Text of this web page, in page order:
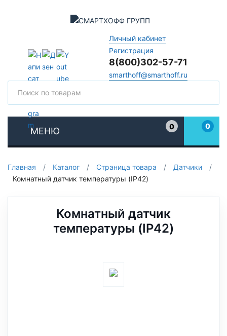
Личный кабинет
Регистрация
8(800)302-57-71
smarthoff@smarthoff.ru
МЕНЮ
0
0
Главная / Каталог / Страница товара / Датчики
/
Комнатный датчик температуры (IP42)
Комнатный датчик
температуры (IP42)